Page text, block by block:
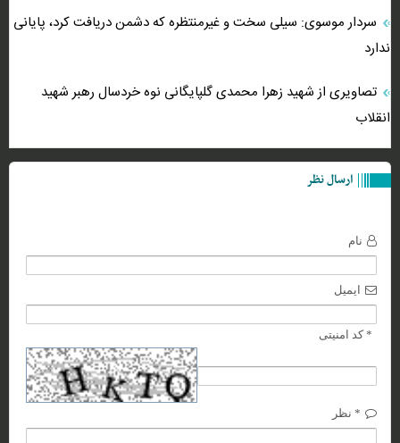
سردار موسوی: سیلی سخت و غیرمنتظره که دشمن دریافت کرد، پایانی
ندارد
تصاویری از شهید زهرا محمدی گلپایگانی نوه خردسال رهبر شهید
انقلاب
ارسال نظر
نام
ایمیل
* کد امنیتی
* نظر